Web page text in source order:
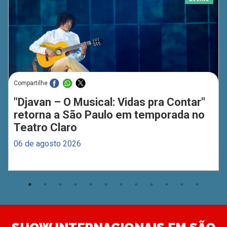
Compartilhe
"Djavan – O Musical: Vidas pra Contar"
retorna a São Paulo em temporada no
Teatro Claro
06 de agosto 2026